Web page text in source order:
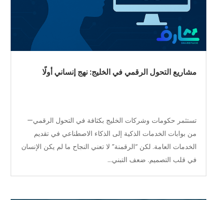
مشاريع التحول الرقمي في الخليج: نهج إنساني أولًا
تستثمر حكومات وشركات الخليج بكثافة في التحول الرقمي—
من بوابات الخدمات الذكية إلى الذكاء الاصطناعي في تقديم
الخدمات العامة. لكن “الرقمنة” لا تعني النجاح ما لم يكن الإنسان
في قلب التصميم. ضعف التبني...